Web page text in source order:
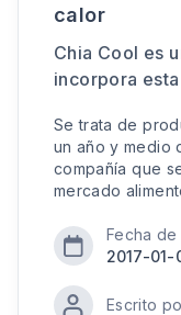
calor
Chia Cool es
incorpora
Se trata de
un año y medio
compañía que
mercado
Fecha
2017-01-
Escrito